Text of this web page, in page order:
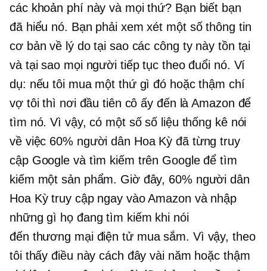
các khoản phí này và mọi thứ? Bạn biết bạn
đã hiểu nó. Bạn phải xem xét một số thông tin
cơ bản về lý do tại sao các công ty này tồn tại
và tại sao mọi người tiếp tục theo đuổi nó. Ví
dụ: nếu tôi mua một thứ gì đó hoặc thậm chí
vợ tôi thì nơi đầu tiên cô ấy đến là Amazon để
tìm nó. Vì vậy, có một số số liệu thống kê nói
về việc 60% người dân Hoa Kỳ đã từng truy
cập Google và tìm kiếm trên Google để tìm
kiếm một sản phẩm. Giờ đây, 60% người dân
Hoa Kỳ truy cập ngay vào Amazon và nhập
những gì họ đang tìm kiếm khi nói
đến thương mại điện tửmua sắm. Vì vậy, theo
tôi thấy điều này cách đây vài năm hoặc thậm